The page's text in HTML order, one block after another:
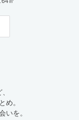
め。
いを。